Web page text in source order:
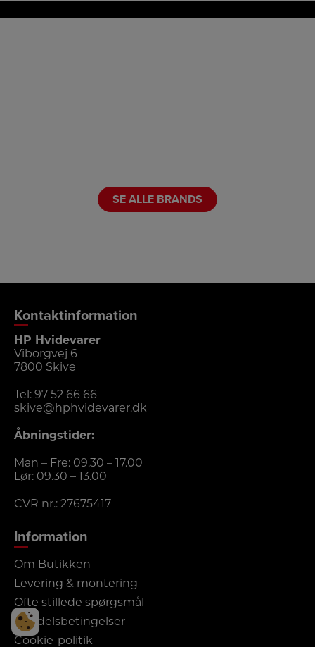
SE ALLE BRANDS
Kontaktinformation
HP Hvidevarer
Viborgvej 6
7800 Skive
Tel: 97 52 66 66
skive@hphvidevarer.dk
Åbningstider:
Man – Fre: 09.30 – 17.00
Lør: 09.30 – 13.00
CVR nr.: 27675417
Information
Om Butikken
Levering & montering
Ofte stillede spørgsmål
Handelsbetingelser
Cookie-politik